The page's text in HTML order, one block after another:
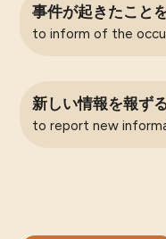
事件が起きたこと
to inform of the
新しい情報を報ず
to report new